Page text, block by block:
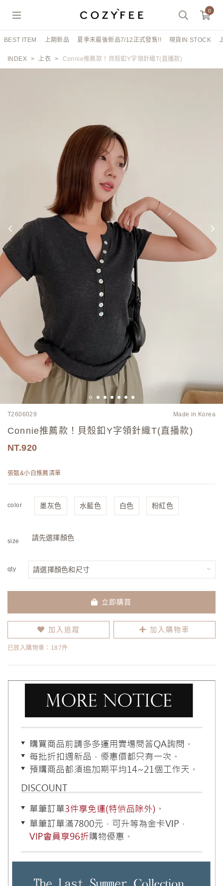
0
BEST ITEM 上期新品 夏季末最後新品7/12正式發售!! 現貨IN STOCK
INDEX 上衣 Connie推薦款！貝殼釦Y字領針織T(直播款)
T2606029 Made in Korea
Connie推薦款！貝殼釦Y字領針織T(直播款)
920
張甄&小白推薦清單
color 墨灰色 水藍色 白色 粉紅色
size 請先選擇顏色
qty
立即購買
加入追蹤 加入購物車
已放入購物車：187件